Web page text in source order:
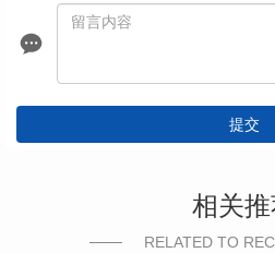
提交
相关
RELATED TO